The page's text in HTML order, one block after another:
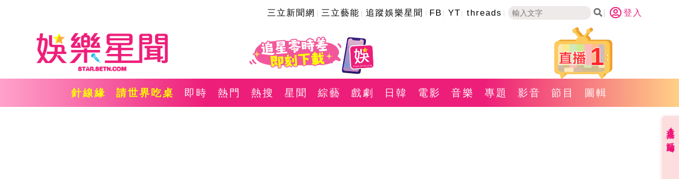
三立新聞網 三立藝能 追蹤娛樂星聞 FB YT threads 登入
1
針線緣 請世界吃桌 即時 熱門 熱搜 星聞 綜藝 戲劇 日韓 電影 音樂 專題 影音 節目 圖輯
直播✦活動